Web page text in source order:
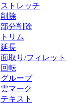
ストレッチ
削除
部分削除
トリム
延長
面取り/フィレット
回転
グループ
雲マーク
テキスト